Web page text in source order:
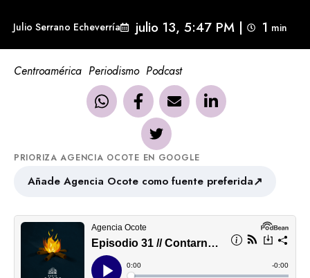
Julio Serrano Echeverría julio 13, 5:47 PM | 1 min
Centroamérica Periodismo Podcast
PRIORIZA AGENCIA OCOTE EN GOOGLE
Añade Agencia Ocote como fuente preferida↗